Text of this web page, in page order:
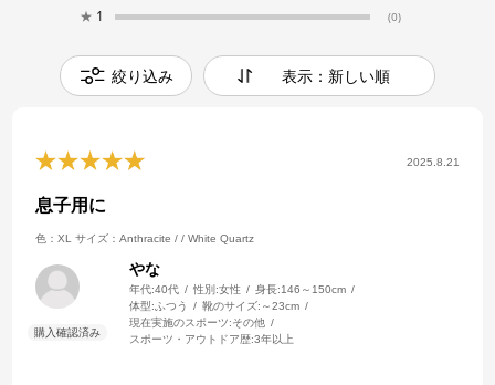
★ 1 (0)
絞り込み 表示：新しい順
2025.8.21
息子用に
色：XL サイズ：Anthracite / / White Quartz
やな
年代:40代 性別:女性 身長:146～150cm
体型:ふつう 靴のサイズ: ～23cm
現在実施のスポーツ:その他
スポーツ・アウトドア歴:3年以上